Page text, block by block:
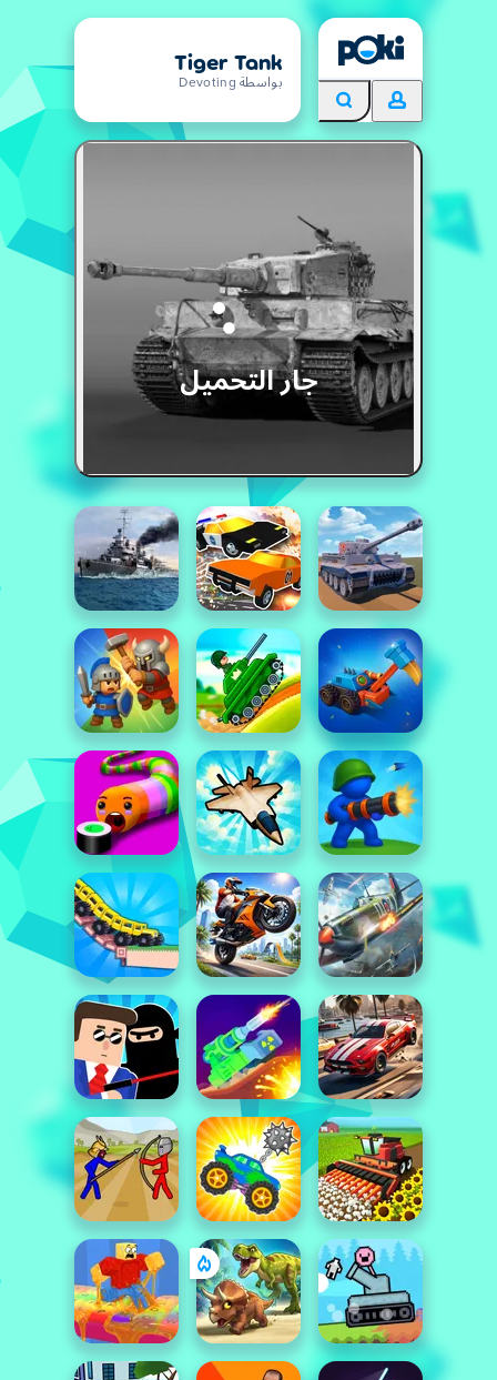
Tiger Tank
بواسطة Devoting
جار التحميل